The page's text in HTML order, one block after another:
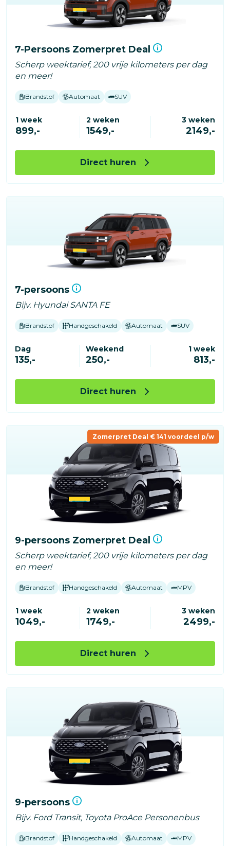
7-Persoons Zomerpret Deal
Scherp weektarief, 200 vrije kilometers per dag
en meer!
Brandstof Automaat SUV
1 week
899,-
2 weken
1549,-
3 weken
2149,-
Direct huren
7-persoons
Bijv. Hyundai SANTA FE
Brandstof Handgeschakeld Automaat SUV
Dag
135,-
Weekend
250,-
1 week
813,-
Direct huren
Zomerpret Deal € 141 voordeel p/w
9-persoons Zomerpret Deal
Scherp weektarief, 200 vrije kilometers per dag
en meer!
Brandstof Handgeschakeld Automaat MPV
1 week
1049,-
2 weken
1749,-
3 weken
2499,-
Direct huren
9-persoons
Bijv. Ford Transit, Toyota ProAce Personenbus
Brandstof Handgeschakeld Automaat MPV